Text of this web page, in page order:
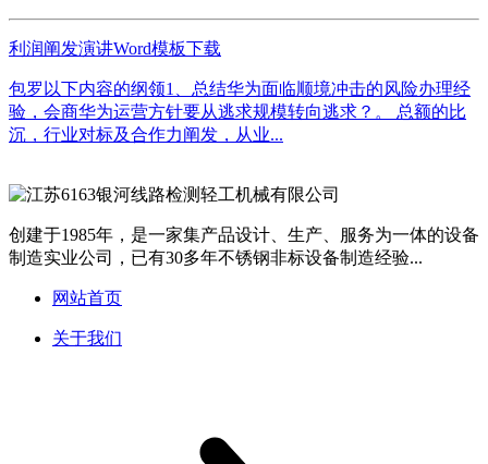
利润阐发演讲Word模板下载
包罗以下内容的纲领1、总结华为面临顺境冲击的风险办理经
验，会商华为运营方针要从逃求规模转向逃求？。 总额的比
沉，行业对标及合作力阐发，从业...
创建于1985年，是一家集产品设计、生产、服务为一体的设备
制造实业公司，已有30多年不锈钢非标设备制造经验...
网站首页
关于我们